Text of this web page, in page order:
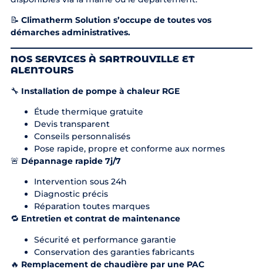
📝 Climatherm Solution s’occupe de toutes vos
démarches administratives.
NOS SERVICES À SARTROUVILLE ET
ALENTOURS
🔧 Installation de pompe à chaleur RGE
Étude thermique gratuite
Devis transparent
Conseils personnalisés
Pose rapide, propre et conforme aux normes
🚨 Dépannage rapide 7j/7
Intervention sous 24h
Diagnostic précis
Réparation toutes marques
🔁 Entretien et contrat de maintenance
Sécurité et performance garantie
Conservation des garanties fabricants
🔥 Remplacement de chaudière par une PAC